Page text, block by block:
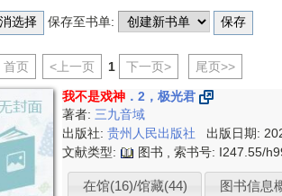
保存至书单:
首页 <上一页 1 下一页> 尾页>>
我不是戏神 ．2，极光君
著者:三九音域
出版社:贵州人民出版社
出版日期:
文献类型:
图书 , 索书号: I247.55/
在馆(16)/馆藏(44) 图书信息